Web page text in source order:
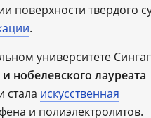
твердого
.
университете
нобелевского лауреата
стала искусственная
и полиэлектролитов.